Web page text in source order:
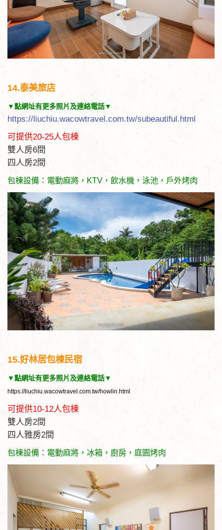
14.泰美旅店
▼點網址有更多照片及連絡電話▼
https://liuchiu.wacowtravel.com.tw/subeautiful.html
可提供20-25人包棟
雙人房6間
四人房2間
包棟設備：電動麻將，KTV，飲水機，泳池，戶外烤肉
15.好林居包棟民宿
▼點網址有更多照片及連絡電話▼
https://liuchiu.wacowtravel.com.tw/howlin.html
可提供10-12人包棟
雙人房2間
四人雅房2間
包棟設備：電動麻將，冰箱，廚房，庭園烤肉